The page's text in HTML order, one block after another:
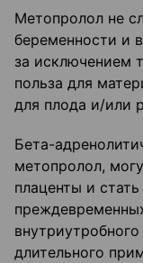
Метопролол не
беременности и
за исключением
польза для
для плода и/или
Бета-
метопролол,
плаценты и
длительного